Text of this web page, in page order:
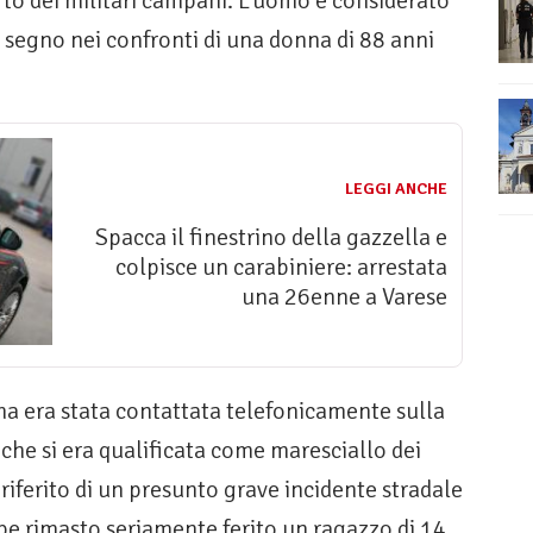
nei confronti di una donna di 88 anni
LEGGI ANCHE
Spacca il finestrino della gazzella e
colpisce un carabiniere: arrestata
una 26enne a Varese
era stata contattata telefonicamente sulla
si era qualificata come maresciallo dei
di un presunto grave incidente stradale